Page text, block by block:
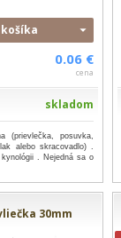
0.06 €
cena
skladom
(prievlečka, posuvka,
alebo skracovadlo) .
. Nejedná sa o
30mm